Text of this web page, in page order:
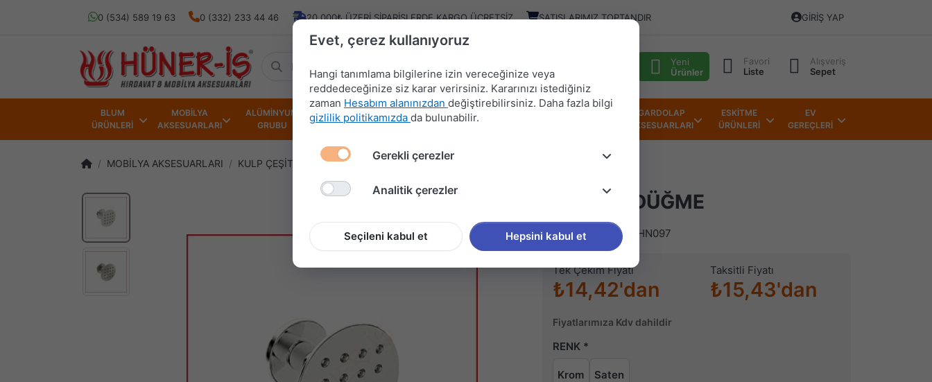
0 (534) 589 19 63 0 (332) 233 44 46 20.000₺ ÜZERI SIPARIŞLERDE KARGO ÜCRETSIZ SATIŞLARIMIZ TOPTANDIR GIRIŞ YAP
Yeni
Ürünler
Favori
Liste
Alışveriş
Sepet
BLUM
ÜRÜNLERİ
MOBİLYA
AKSESUARLARI
ALÜMİNYUM
GRUBU
HIRDAVAT
MALZEMELERİ
MUTFAK
AKSESUARLARI
GARDOLAP
AKSESUARLARI
ESKİTME
ÜRÜNLERİ
EV
GEREÇLERİ
MOBİLYA AKSESUARLARI KULP ÇEŞİTLERİ NOKTALI DÜĞME
NOKTALI DÜĞME
Stok kodu (SKU) HN097
Tek Çekim Fiyatı
₺14,42'dan
Taksitli Fiyatı
₺15,43'dan
Fiyatlarımıza Kdv dahildir
RENK
Krom Saten
Evet, çerez kullanıyoruz
Hangi tanımlama bilgilerine izin vereceğinize veya
reddedeceğinize siz karar verirsiniz. Kararınızı istediğiniz
zaman Hesabım alanınızdan değiştirebilirsiniz. Daha fazla bilgi
gizlilik politikamızda da bulunabilir.
Gerekli çerezler
Analitik çerezler
Seçileni kabul et Hepsini kabul et